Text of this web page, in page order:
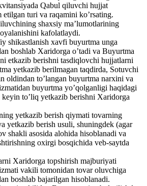
Qabul qiluvchi hujjat
etilgan turi va raqamini ko’rsating.
shaxsiy ma’lumotlarining
kafolatlaydi.
shikastlanish xavfi buyurtma unga
boshlab Xaridorga o’tadi va Buyurtma
etkazib berishni tasdiqlovchi hujjatlarni
yetkazib berilmagan taqdirda, Sotuvchi
oldindan to’langan buyurtma narxini va
buyurtma yo’qolganligi haqidagi
keyin to’liq yetkazib berishni Xaridorga
yetkazib berish qiymati tovarning
yetkazib berish usuli, shuningdek (agar
shakli asosida alohida hisoblanadi va
oxirgi bosqichida veb-saytda
Xaridorga topshirish majburiyati
vakili tomonidan tovar oluvchiga
boshlab bajarilgan hisoblanadi.